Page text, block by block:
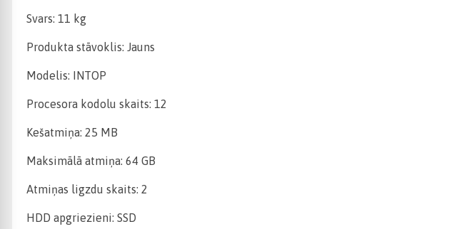
Svars: 11 kg
Produkta stāvoklis: Jauns
Modelis: INTOP
Procesora kodolu skaits: 12
Kešatmiņa: 25 MB
Maksimālā atmiņa: 64 GB
Atmiņas ligzdu skaits: 2
HDD apgriezieni: SSD